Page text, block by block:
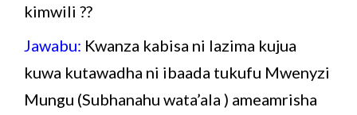
kimwili ??
Jawabu: Kwanza kabisa ni lazima kujua
kuwa kutawadha ni ibaada tukufu Mwenyzi
Mungu (Subhanahu wata’ala ) ameamrisha